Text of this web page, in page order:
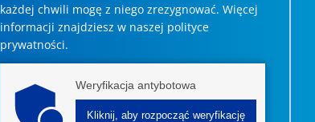
każdej chwili mogę z niego zrezygnować. ­­Więcej
informacji znajdziesz w naszej polityce
prywatności.
Weryfikacja antybotowa
Kliknij, aby rozpocząć weryfikację